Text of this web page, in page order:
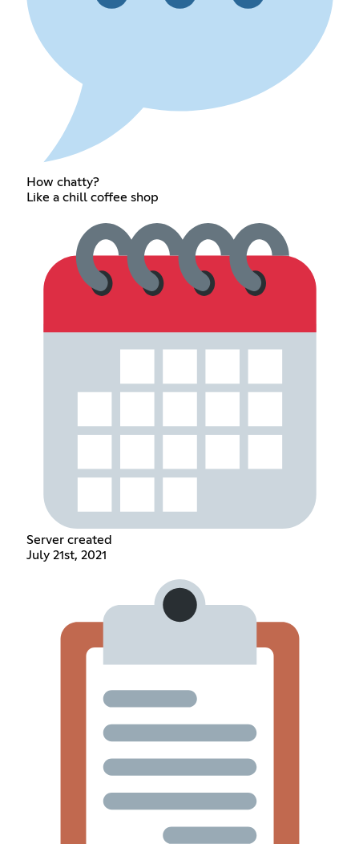
How chatty?
Like a chill coffee shop
Server created
July 21st, 2021